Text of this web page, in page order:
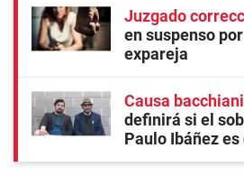
Juzgado
en suspenso
expareja
Causa bacchiani
definirá si el
Paulo Ibáñez